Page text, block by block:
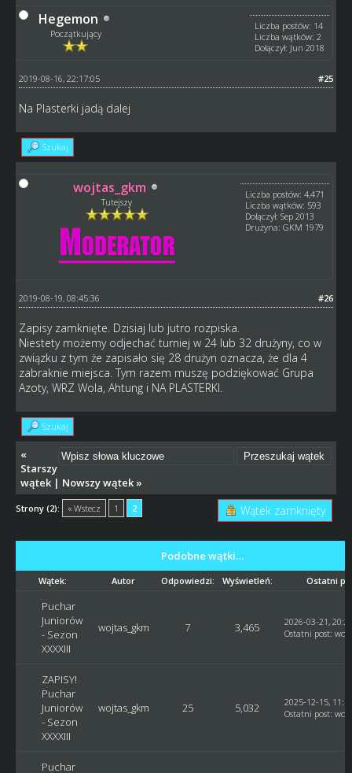
Hegemon
Początkujący
Liczba postów: 14
Liczba wątków: 2
Dołączył: Jun 2018
#25
2019-08-16, 22:17:05
Na Plasterki jadą dalej
Szukaj
wojtas_gkm
Tutejszy
Liczba postów: 4,471
Liczba wątków: 593
Dołączył: Sep 2013
Drużyna: GKM 1979
#26
2019-08-19, 08:45:36
Zapisy zamknięte. Dzisiaj lub jutro rozpiska.
Niestety możemy odjechać turniej w 24 lub 32 drużyny, co w
związku z tym że zapisało się 28 drużyn oznacza, że dla 4
zabraknie miejsca. Tym razem muszę podziękować Grupa
Azoty, WRZ Wola, Ahtung i NA PLASTERKI.
Szukaj
«
Starszy
wątek| Nowszy wątek»
Strony (2): « Wstecz 1 2 Wątek zamknięty
Podobne wątki…
Wątek: Autor Odpowiedzi: Wyświetleń: Ostatni
Puchar
Juniorów
- Sezon
XXXXIII
wojtas_gkm 7 3,465
2026-03-21,
Ostatni post:
ZAPISY!
Puchar
Juniorów
- Sezon
XXXXIII
wojtas_gkm 25 5,032
2025-12-15,
Ostatni post:
Puchar